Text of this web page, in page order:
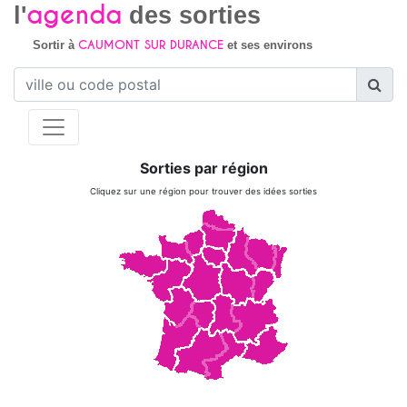
l'agenda des sorties
Sortir à CAUMONT SUR DURANCEet ses environs
Sorties par région
Cliquez sur une région pour trouver des idées sorties